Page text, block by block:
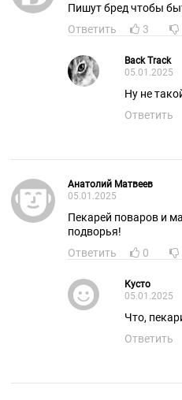
Пишут бред чтобы
Ответить
3
Back Track
05.01.2025
Ну не
Ответить
Анатолий Матвеев
05.01.2025
Пекарей поваров и
подворья!
Ответить
0
Кусто
05.01.2025
Что,
Ответить